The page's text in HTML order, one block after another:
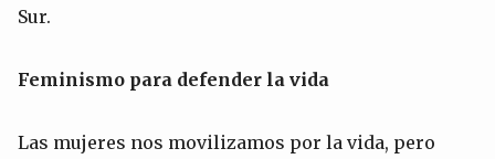
Sur.
Feminismo para defender la vida
Las mujeres nos movilizamos por la vida, pero